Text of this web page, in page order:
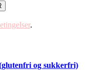
.
og sukkerfri)